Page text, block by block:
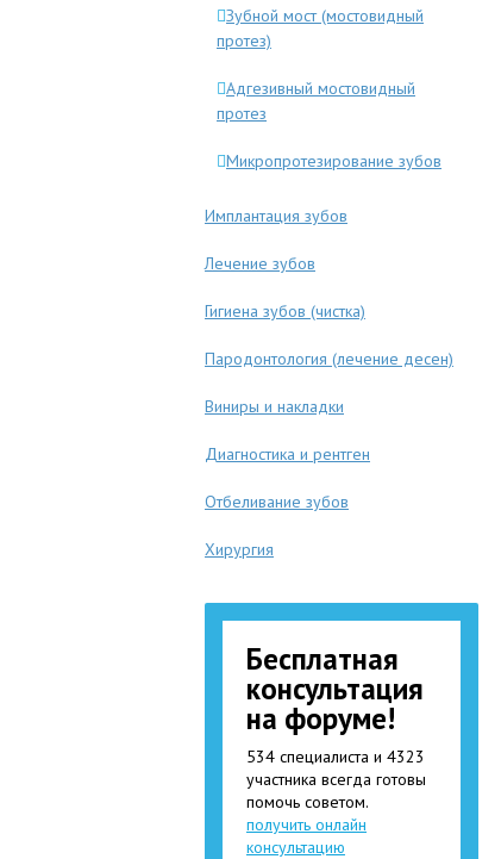
Зубной мост (мостовидный
протез)
Адгезивный мостовидный
протез
Микропротезирование зубов
Имплантация зубов
Лечение зубов
Гигиена зубов (чистка)
Пародонтология (лечение десен)
Виниры и накладки
Диагностика и рентген
Отбеливание зубов
Хирургия
Бесплатная
консультация
на форуме!
534 специалиста и 4323
участника всегда готовы
помочь советом.
получить онлайн
консультацию